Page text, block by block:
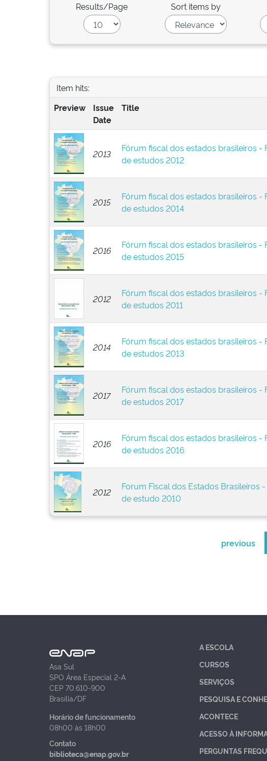
Results/Page Sort items by
Item hits:
Preview
Issue
Date
Title
2013
Fórum fiscal dos estados brasileiros -
de estudos 2012
2015
Fórum fiscal dos estados brasileiros -
de estudos 2014
2016
Fórum fiscal dos estados brasileiros -
de estudos 2015
2012
Fórum fiscal dos estados brasileiros -
de estudos 2011
2014
Fórum fiscal dos estados brasileiros -
de estudos 2013
2017
Fórum fiscal dos estados brasileiros -
de estudos 2017
2016
Fórum fiscal dos estados brasileiros -
de estudos 2016
2012
Forum Fiscal dos Estados Brasileiros
de estudo 2010
previous
Asa Sul
SPO Área Especial 2-A
CEP 70.610-900
Brasília/DF
Horário de funcionamento
08h00 às 18h00
Contato
biblioteca@enap.gov.br
A ESCOLA
CURSOS
SERVIÇOS
PESQUISA E
ACONTECE
ACESSO À
PERGUNTAS